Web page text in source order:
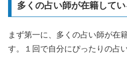
多くの占い師が在籍してい
まず第一に、多くの占い師が在
す。１回で自分にぴったりの占